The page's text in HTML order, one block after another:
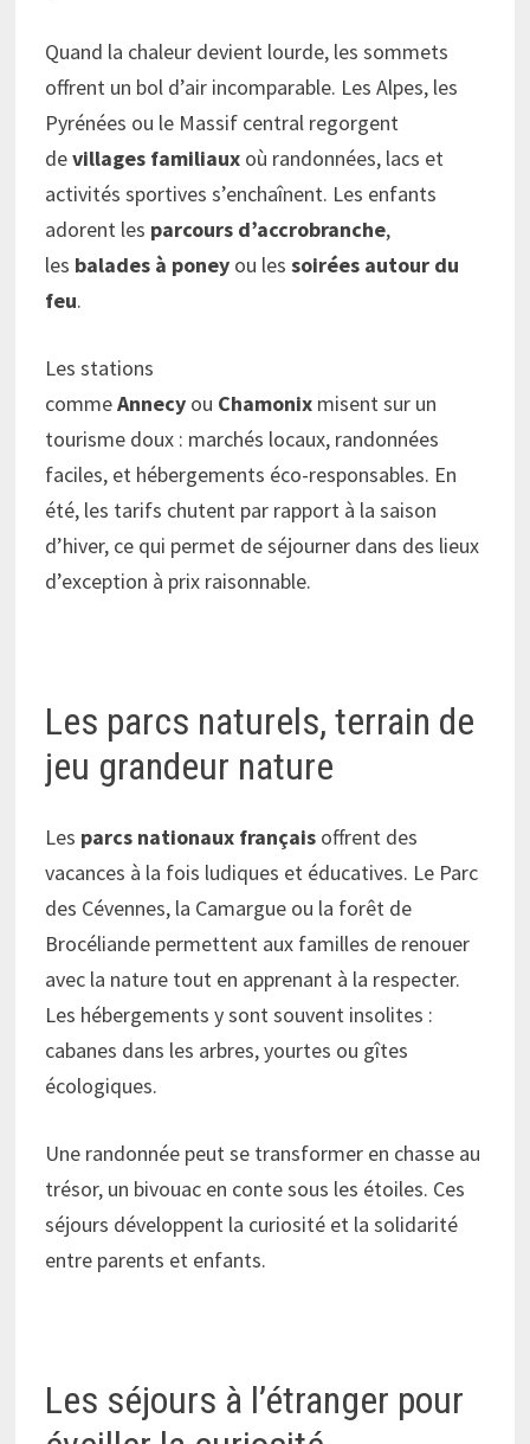
Quand la chaleur devient lourde, les sommets
offrent un bol d’air incomparable. Les Alpes, les
Pyrénées ou le Massif central regorgent
devillages familiaux où randonnées, lacs et
activités sportives s’enchaînent. Les enfants
adorent les parcours d’accrobranche,
les balades à poney ou lessoirées autour du
feu.
Les stations
commeAnnecy ou Chamonix misent sur un
tourisme doux : marchés locaux, randonnées
faciles, et hébergements éco-responsables. En
été, les tarifs chutent par rapport à la saison
d’hiver, ce qui permet de séjourner dans des lieux
d’exception à prix raisonnable.
Les parcs naturels, terrain de
jeu grandeur nature
Les parcs nationaux français offrent des
vacances à la fois ludiques et éducatives. Le Parc
des Cévennes, la Camargue ou la forêt de
Brocéliande permettent aux familles de renouer
avec la nature tout en apprenant à la respecter.
Les hébergements y sont souvent insolites :
cabanes dans les arbres, yourtes ou gîtes
écologiques.
Une randonnée peut se transformer en chasse au
trésor, un bivouac en conte sous les étoiles. Ces
séjours développent la curiosité et la solidarité
entre parents et enfants.
Les séjours à l’étranger pour